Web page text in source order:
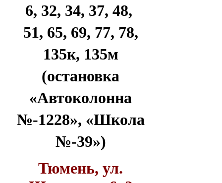
6, 32, 34, 37, 48,
51, 65, 69, 77, 78,
135к, 135м
(остановка
«Автоколонна
№-1228», «Школа
№-39»)
Тюмень, ул.